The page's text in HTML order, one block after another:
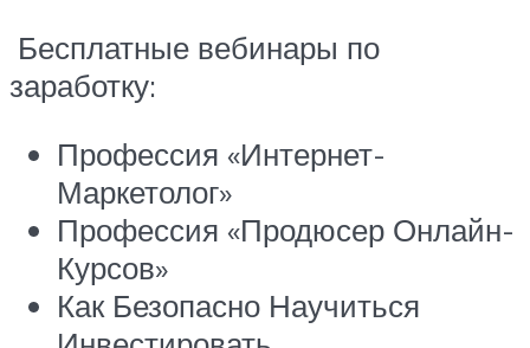
Бесплатные вебинары по
заработку:
Профессия «Интернет-
Маркетолог»
Профессия «Продюсер Онлайн-
Курсов»
Как Безопасно Научиться